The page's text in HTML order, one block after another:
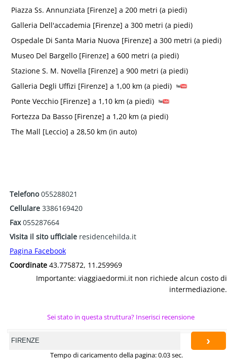
Piazza Ss. Annunziata [Firenze] a 200 metri (a piedi)
Galleria Dell'accademia [Firenze] a 300 metri (a piedi)
Ospedale Di Santa Maria Nuova [Firenze] a 300 metri (a piedi)
Museo Del Bargello [Firenze] a 600 metri (a piedi)
Stazione S. M. Novella [Firenze] a 900 metri (a piedi)
Galleria Degli Uffizi [Firenze] a 1,00 km (a piedi)
Ponte Vecchio [Firenze] a 1,10 km (a piedi)
Fortezza Da Basso [Firenze] a 1,20 km (a piedi)
The Mall [Leccio] a 28,50 km (in auto)
Telefono055288021
Cellulare 3386169420
Fax055287664
Visita il sito ufficiale residencehilda.it
Pagina Facebook
Coordinate 43.775872, 11.259969
Importante: viaggiaedormi.it non richiede alcun costo di
intermediazione.
Sei stato in questa struttura? Inserisci recensione
›
Tempo di caricamento della pagina: 0.03 sec.